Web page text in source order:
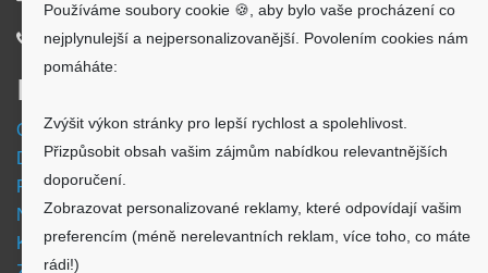
720 500 500
Informace
Obchodní podmínky
Doprava a platba
Reklamační formulář
Nastavení cookies
Kde nás najdete
Používáme soubory cookie 🍪, aby bylo vaše procházení co
nejplynulejší a nejpersonalizovanější. Povolením cookies nám
pomáháte:
Zvýšit výkon stránky pro lepší rychlost a spolehlivost.
Přizpůsobit obsah vašim zájmům nabídkou relevantnějších
doporučení.
Zobrazovat personalizované reklamy, které odpovídají vašim
preferencím (méně nerelevantních reklam, více toho, co máte
rádi!)